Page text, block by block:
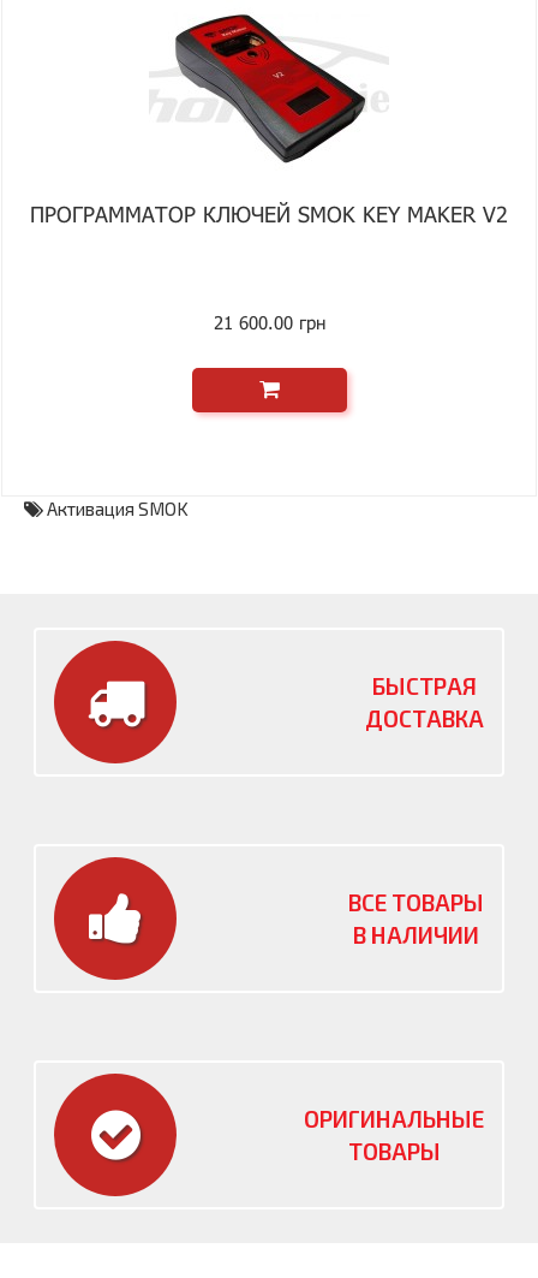
ПРОГРАММАТОР КЛЮЧЕЙ SMOK KEY MAKER V2
21 600.00 грн
Активация SMOK
БЫСТРАЯ
ДОСТАВКА
ВСЕ ТОВАРЫ
В НАЛИЧИИ
ОРИГИНАЛЬНЫЕ
ТОВАРЫ